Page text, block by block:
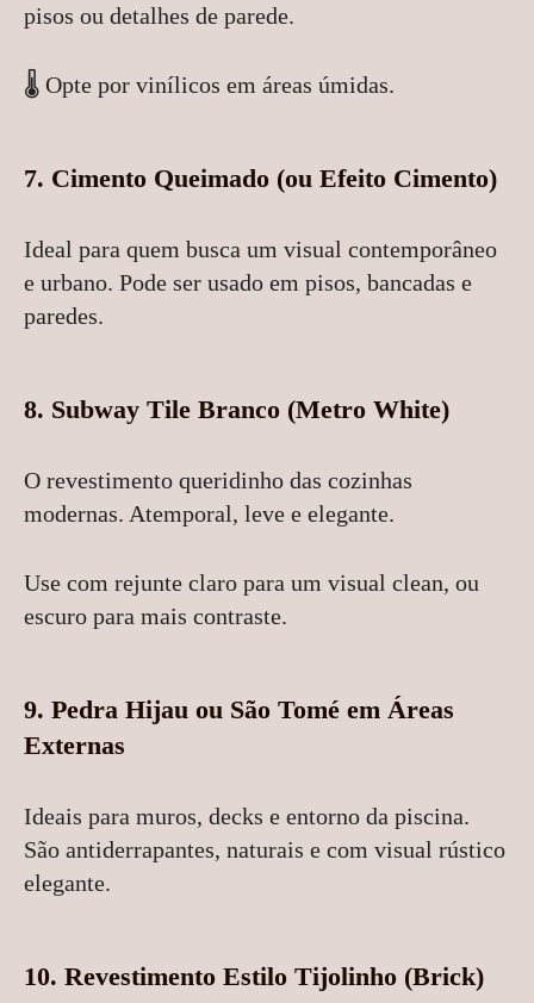
pisos ou detalhes de parede.
🌡️ Opte por vinílicos em áreas úmidas.
7. Cimento Queimado (ou Efeito Cimento)
Ideal para quem busca um visual contemporâneo
e urbano. Pode ser usado em pisos, bancadas e
paredes.
8. Subway Tile Branco (Metro White)
O revestimento queridinho das cozinhas
modernas. Atemporal, leve e elegante.
Use com rejunte claro para um visual clean, ou
escuro para mais contraste.
9. Pedra Hijau ou São Tomé em Áreas
Externas
Ideais para muros, decks e entorno da piscina.
São antiderrapantes, naturais e com visual rústico
elegante.
10. Revestimento Estilo Tijolinho (Brick)